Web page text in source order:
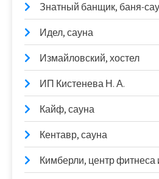
Знатный банщик, баня-
Идел, сауна
Измайловский, хостел
ИП Кистенева Н. А.
Кайф, сауна
Кентавр, сауна
Кимберли, центр фитнеса